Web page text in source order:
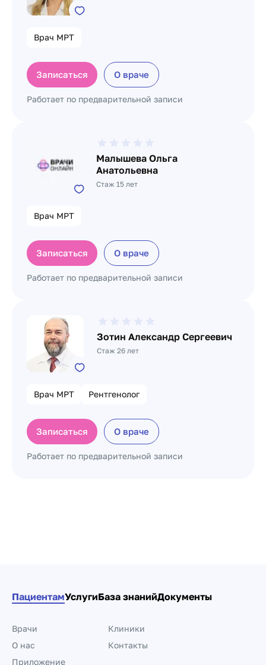
Врач МРТ
Записаться О враче
Работает по предварительной записи
Малышева Ольга
Анатольевна
Стаж 15 лет
Врач МРТ
Записаться О враче
Работает по предварительной записи
Зотин Александр Сергеевич
Стаж 26 лет
Врач МРТ Рентгенолог
Записаться О враче
Работает по предварительной записи
ПациентамУслугиБаза знанийДокументы
Врачи
Клиники
О нас
Контакты
Приложение